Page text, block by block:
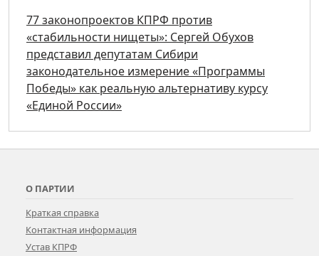
77 законопроектов КПРФ против
«стабильности нищеты»: Сергей Обухов
представил депутатам Сибири
законодательное измерение «Программы
Победы» как реальную альтернативу курсу
«Единой России»
О ПАРТИИ
Краткая справка
Контактная информация
Устав КПРФ